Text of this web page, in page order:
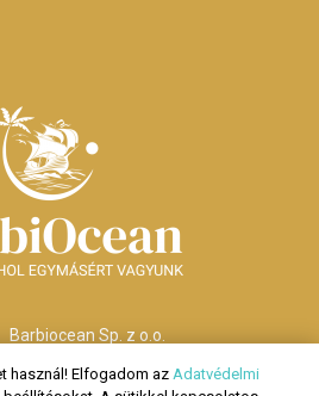
Barbiocean Sp. z o.o.
ul. Długa nr 29
használ! Elfogadom az Adatvédelmi